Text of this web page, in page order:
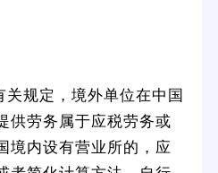
关规定，境外单位在中国
供劳务属于应税劳务或
境内设有营业所的，应